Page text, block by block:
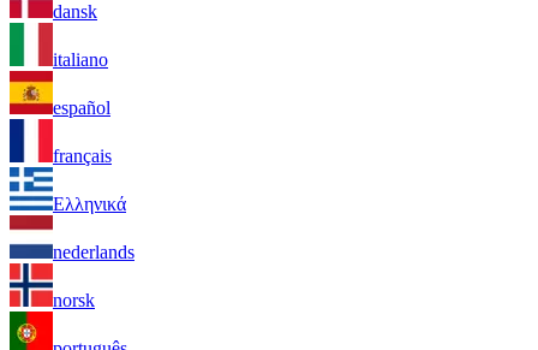
dansk
italiano
español
français
Ελληνικά
nederlands
norsk